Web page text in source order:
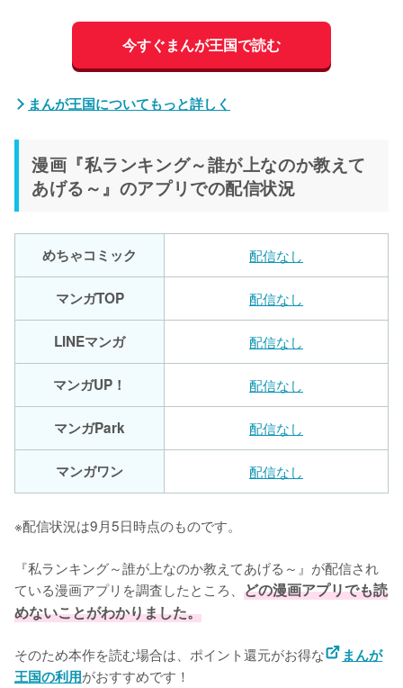
今すぐまんが王国で読む
まんが王国についてもっと詳しく
漫画『私ランキング～誰が上なのか教えて
あげる～』のアプリでの配信状況
めちゃコミック 配信なし
マンガTOP 配信なし
LINEマンガ 配信なし
マンガUP！ 配信なし
マンガPark 配信なし
マンガワン 配信なし
※配信状況は9月5日時点のものです。
『私ランキング～誰が上なのか教えてあげる～』が配信され
ている漫画アプリを調査したところ、 どの漫画アプリでも読
めないことがわかりました。
そのため本作を読む場合は、ポイント還元がお得な
まんが
王国の利用がおすすめです！